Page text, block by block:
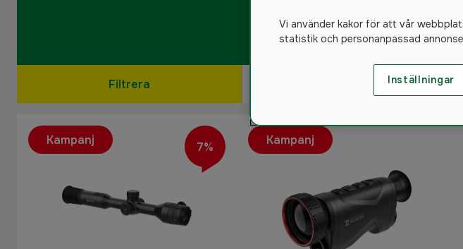
Filtrera
Kampanj 7% Kampanj
Vi använder kakor för att vår
statistik och personanpassad
Inställningar